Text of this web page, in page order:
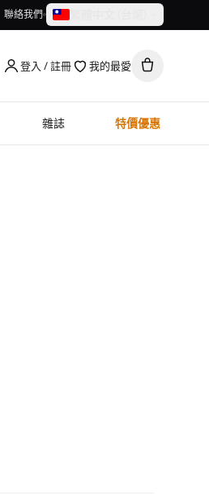
聯絡我們
繁體中文（台灣）
登入 / 註冊 我的最愛
雜誌 特價優惠